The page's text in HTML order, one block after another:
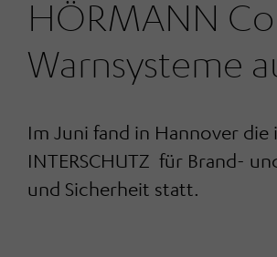
HÖRMANN
Warnsysteme
Im Juni fand in Hannover
INTERSCHUTZ für Brand-
und Sicherheit statt.